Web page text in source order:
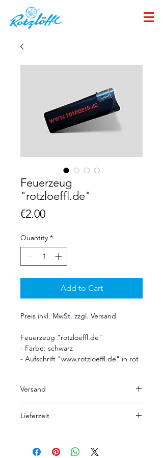
Feuerzeug
"rotzloeffl.de"
€2.00Price
Quantity *
Add to Cart
Preis inkl. MwSt. zzgl. Versand
Feuerzeug "rotzloeffl.de"
- Farbe: schwarz
- Aufschrift "www.rotzloeffl.de" in rot
Versand
5,00 EUR innerhalb Deutschlands.
Bei Versand in EU-Länder betragen
Lieferzeit
Innerhalb der EU-Länder: ca. 4-7